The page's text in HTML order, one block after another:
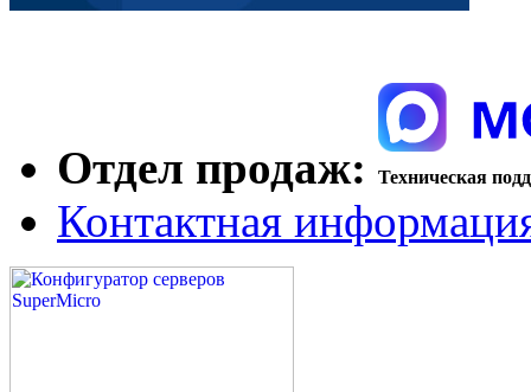
Отдел продаж: Техническая
Контактная